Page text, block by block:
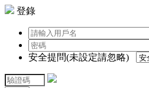
登錄
安全提問(未設定請忽略)